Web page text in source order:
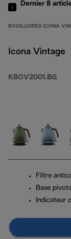
Dernier 8
BOUILLOIRES ICONA
Icona Vintage
KBOV2001.BG
Filtre
Base
Indicateur